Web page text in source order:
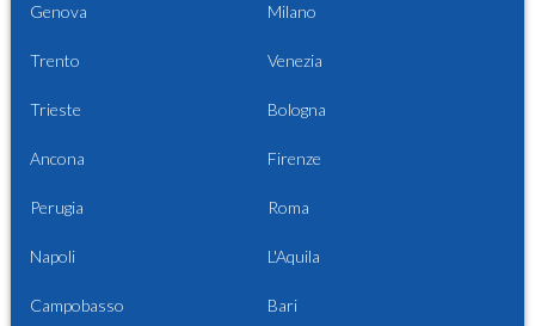
Genova Milano
Trento Venezia
Trieste Bologna
Ancona Firenze
Perugia Roma
Napoli L'Aquila
Campobasso Bari